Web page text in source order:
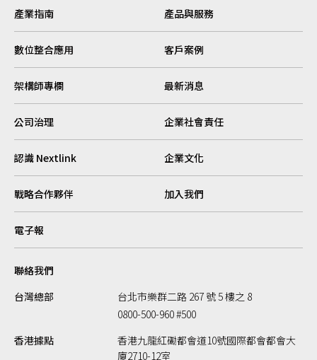
產業指南 產品與服務
數位整合應用 客戶案例
架構師專欄 最新消息
公司治理 企業社會責任
認識 Nextlink 企業文化
戰略合作夥伴 加入我們
電子報
聯絡我們
台灣總部
台北市樂群二路 267 號 5 樓之 8
0800-500-960 #500
香港據點
香港九龍紅磡都會道10號國際都會都會大
廈2710-12室